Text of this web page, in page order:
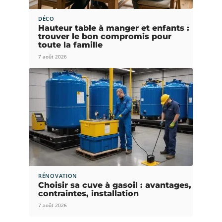
DÉCO
Hauteur table à manger et enfants :
trouver le bon compromis pour
toute la famille
7 août 2026
RÉNOVATION
Choisir sa cuve à gasoil : avantages,
contraintes, installation
7 août 2026